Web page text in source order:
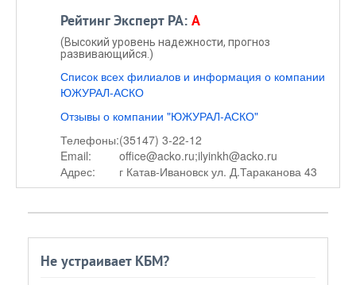
Рейтинг Эксперт РА: A
(Высокий уровень надежности, прогноз
развивающийся.)
Список всех филиалов и информация о компании
ЮЖУРАЛ-АСКО
Отзывы о компании "ЮЖУРАЛ-АСКО"
Телефоны:(35147) 3-22-12
Email:
office@acko.ru;ilyinkh@acko.ru
Адрес:
г Катав-Ивановск ул. Д.Тараканова 43
Не устраивает КБМ?